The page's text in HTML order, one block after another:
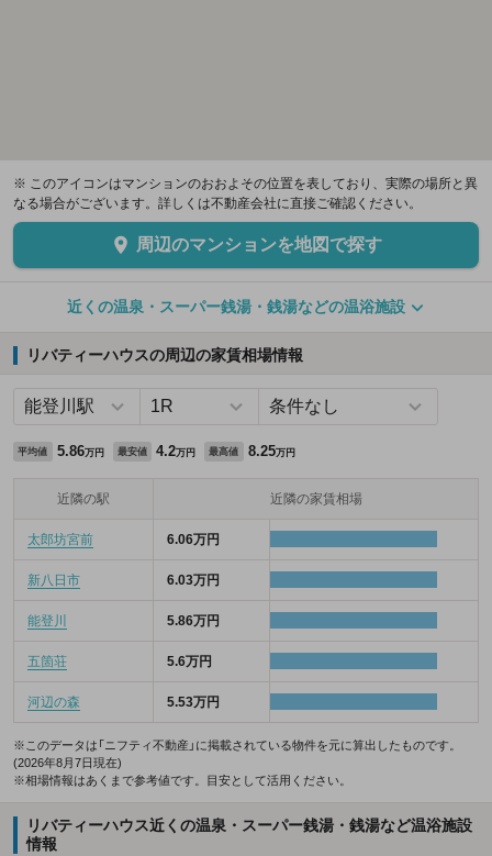
※ このアイコンはマンションのおおよその位置を表しており、実際の場所と異
なる場合がございます。詳しくは不動産会社に直接ご確認ください。
周辺のマンションを地図で探す
近くの温泉・スーパー銭湯・銭湯などの温浴施設
リバティーハウスの周辺の家賃相場情報
平均値 5.86万円 最安値 4.2万円 最高値 8.25万円
近隣の駅 近隣の家賃相場
太郎坊宮前 6.06万円
新八日市 6.03万円
能登川 5.86万円
五箇荘 5.6万円
河辺の森 5.53万円
※このデータは「ニフティ不動産」に掲載されている物件を元に算出したものです。
(2026年8月7日現在)
※相場情報はあくまで参考値です。目安として活用ください。
リバティーハウス近くの温泉・スーパー銭湯・銭湯など温浴施設
情報